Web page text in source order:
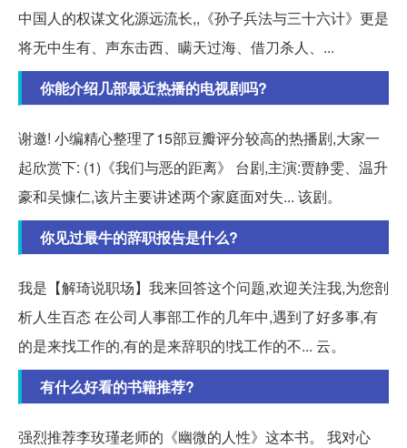
中国人的权谋文化源远流长,,《孙子兵法与三十六计》更是
将无中生有、声东击西、瞒天过海、借刀杀人、...
你能介绍几部最近热播的电视剧吗?
谢邀! 小编精心整理了15部豆瓣评分较高的热播剧,大家一
起欣赏下: (1)《我们与恶的距离》 台剧,主演:贾静雯、温升
豪和吴慷仁,该片主要讲述两个家庭面对失... 该剧。
你见过最牛的辞职报告是什么?
我是【解琦说职场】我来回答这个问题,欢迎关注我,为您剖
析人生百态 在公司人事部工作的几年中,遇到了好多事,有
的是来找工作的,有的是来辞职的!找工作的不... 云。
有什么好看的书籍推荐?
强烈推荐李玫瑾老师的《幽微的人性》这本书。 我对心